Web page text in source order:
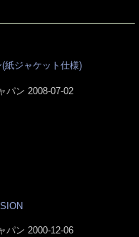
紙ジャケット仕様)
パン 2008-07-02
パン 2000-12-06